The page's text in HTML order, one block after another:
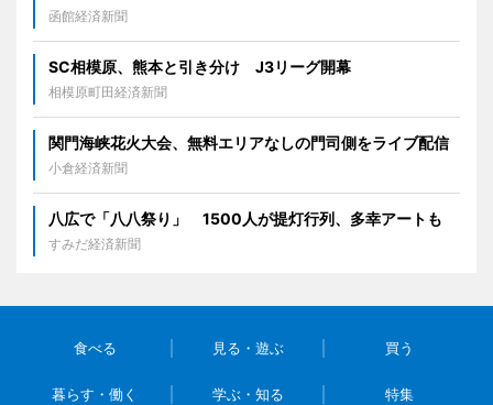
函館経済新聞
SC相模原、熊本と引き分け J3リーグ開幕
相模原町田経済新聞
関門海峡花火大会、無料エリアなしの門司側をライブ配信
小倉経済新聞
八広で「八八祭り」 1500人が提灯行列、多幸アートも
すみだ経済新聞
食べる 見る・遊ぶ 買う
暮らす・働く 学ぶ・知る 特集